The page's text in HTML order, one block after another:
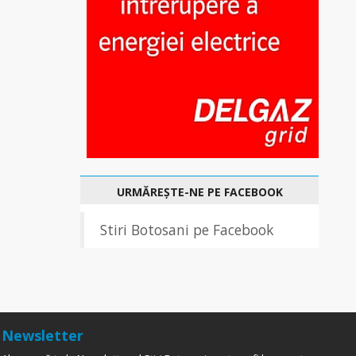
URMĂREȘTE-NE PE FACEBOOK
Stiri Botosani pe Facebook
Newsletter